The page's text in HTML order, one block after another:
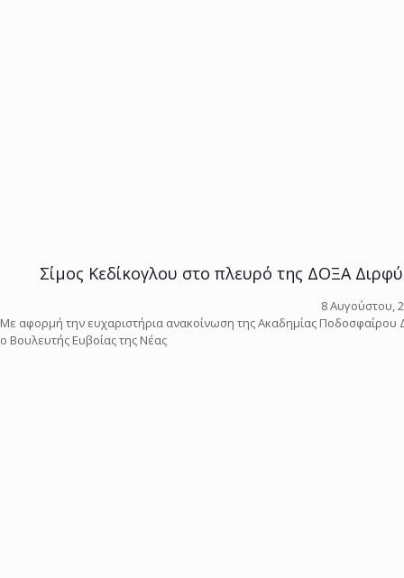
Σίμος Κεδίκογλου στο πλευρό της ΔΟΞΑ
8 Αυγούστου,
Με αφορμή την ευχαριστήρια ανακοίνωση της Ακαδημίας
ο Βουλευτής Ευβοίας της Νέας